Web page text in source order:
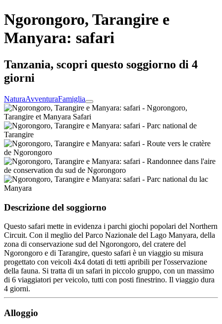
Ngorongoro, Tarangire e
Manyara: safari
Tanzania, scopri questo soggiorno di 4
giorni
NaturaAvventuraFamiglia
Descrizione del soggiorno
Questo safari mette in evidenza i parchi giochi popolari del Northern
Circuit. Con il meglio del Parco Nazionale del Lago Manyara, della
zona di conservazione sud del Ngorongoro, del cratere del
Ngorongoro e di Tarangire, questo safari è un viaggio su misura
progettato con veicoli 4x4 dotati di tetti apribili per l'osservazione
della fauna. Si tratta di un safari in piccolo gruppo, con un massimo
di 6 viaggiatori per veicolo, tutti con posti finestrino. Il viaggio dura
4 giorni.
Alloggio